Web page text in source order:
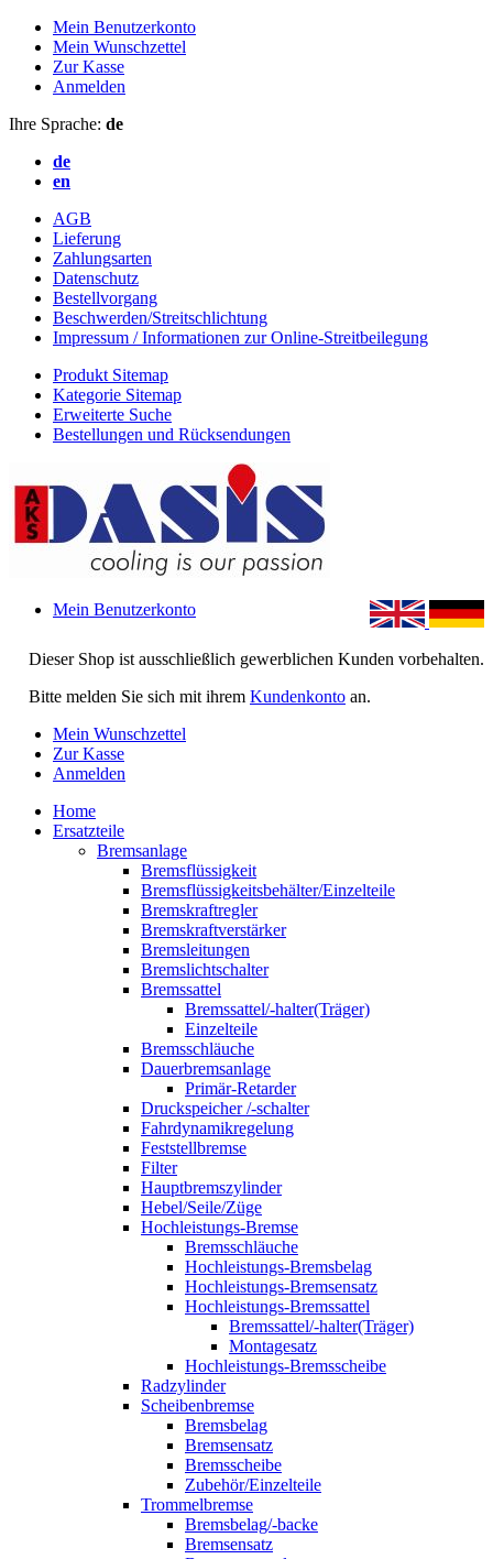
Mein Benutzerkonto
Mein Wunschzettel
Zur Kasse
Anmelden
Ihre Sprache: de
de
en
AGB
Lieferung
Zahlungsarten
Datenschutz
Bestellvorgang
Beschwerden/Streitschlichtung
Impressum / Informationen zur Online-Streitbeilegung
Produkt Sitemap
Kategorie Sitemap
Erweiterte Suche
Bestellungen und Rücksendungen
Dieser Shop ist ausschließlich gewerblichen Kunden vorbehalten.
Bitte melden Sie sich mit ihrem Kundenkonto an.
Mein Benutzerkonto
Mein Wunschzettel
Zur Kasse
Anmelden
Home
Ersatzteile
Bremsanlage
Bremsflüssigkeit
Bremsflüssigkeitsbehälter/Einzelteile
Bremskraftregler
Bremskraftverstärker
Bremsleitungen
Bremslichtschalter
Bremssattel
Bremssattel/-halter(Träger)
Einzelteile
Bremsschläuche
Dauerbremsanlage
Primär-Retarder
Druckspeicher /-schalter
Fahrdynamikregelung
Feststellbremse
Filter
Hauptbremszylinder
Hebel/Seile/Züge
Hochleistungs-Bremse
Bremsschläuche
Hochleistungs-Bremsbelag
Hochleistungs-Bremsensatz
Hochleistungs-Bremssattel
Bremssattel/-halter(Träger)
Montagesatz
Hochleistungs-Bremsscheibe
Radzylinder
Scheibenbremse
Bremsbelag
Bremsensatz
Bremsscheibe
Zubehör/Einzelteile
Trommelbremse
Bremsbelag/-backe
Bremsensatz